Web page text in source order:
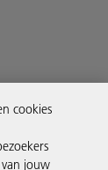
cookies
jouw